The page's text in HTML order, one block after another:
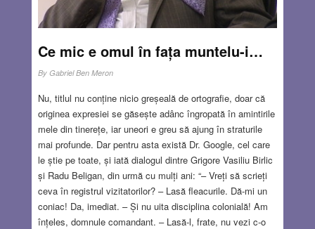
Ce mic e omul în fața muntelu-i…
By Gabriel Ben Meron
Nu, titlul nu conține nicio greșeală de ortografie, doar că
originea expresiei se găsește adânc îngropată în amintirile
mele din tinerețe, iar uneori e greu să ajung în straturile
mai profunde. Dar pentru asta există Dr. Google, cel care
le știe pe toate, și iată dialogul dintre Grigore Vasiliu Birlic
și Radu Beligan, din urmă cu mulți ani: “– Vreți să scrieți
ceva în registrul vizitatorilor? – Lasă fleacurile. Dă-mi un
coniac! Da, imediat. – Și nu uita disciplina colonială! Am
înțeles, domnule comandant. – Lasă-l, frate, nu vezi c-o